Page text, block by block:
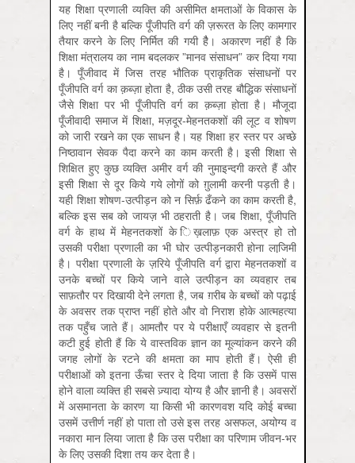
यह शिक्षा प्रणाली व्यक्ति की असीमित क्षमताओं के विकास के
लिए नहीं बनी है बल्कि पूँजीपति वर्ग की ज़रूरत के लिए कामगार
तैयार करने के लिए निर्मित की गयी हैै। अकारण नहीं है कि
शिक्षा मंत्रालय का नाम बदलकर ”मानव संसाधन” कर दिया गया
है। पूँजीवाद में जिस तरह भौतिक प्राकृतिक संसाधनों पर
पूँजीपति वर्ग का क़ब्ज़ा होता है, ठीक उसी तरह बौद्धिक संसाधनों
जैसे शिक्षा पर भी पूँजीपति वर्ग का क़ब्ज़ा होता है। मौजूदा
पूँजीवादी समाज में शिक्षा, मज़दूर-मेहनतकशों की लूट व शोषण
को जारी रखने का एक साधन है। यह शिक्षा हर स्तर पर अच्छे
निष्ठावान सेवक पैदा करने का काम करती है। इसी शिक्षा से
शिक्षित हुए कुछ व्यक्ति अमीर वर्ग की नुमाइन्दगी करते हैं और
इसी शिक्षा से दूर किये गये लोगों को ग़ुलामी करनी पड़ती है।
यही शिक्षा शोषण-उत्पीड़न को न सिर्फ़ ढँकने का काम करती है,
बल्कि इस सब को जायज़ भी ठहराती है। जब शिक्षा, पूँजीपति
वर्ग के हाथ में मेहनतकशों के ि‍ख़लाफ़ एक अस्त्र हो तो
उसकी परीक्षा प्रणाली का भी घोर उत्पीड़नकारी होना लाजि़मी
है। परीक्षा प्रणाली के ज़रिये पूँजीपति वर्ग द्वारा मेहनतकशों व
उनके बच्चों पर किये जाने वाले उत्पीड़न का व्यवहार तब
साफ़तौर पर दिखायी देने लगता है, जब ग़रीब के बच्चों को पढ़ाई
के अवसर तक प्राप्त नहीं होते और वो निराश होके आत्महत्या
तक पहुँच जाते हैं। आमतौर पर ये परीक्षाएँ व्यवहार से इतनी
कटी हुई होती हैं कि ये वास्तविक ज्ञान का मूल्यांकन करने की
जगह लोगों के रटने की क्षमता का माप होती हैं। ऐसी ही
परीक्षाओं को इतना ऊँचा स्तर दे दिया जाता है कि उसमें पास
होने वाला व्यक्ति ही सबसे ज़्यादा योग्य है और ज्ञानी है। अवसरों
में असमानता के कारण या किसी भी कारणवश यदि कोई बच्चा
उसमें उत्तीर्ण नहीं हो पाता तो उसे इस तरह असफल, अयोग्य व
नकारा मान लिया जाता है कि उस परीक्षा का परिणाम जीवन-भर
के लिए उसकी दिशा तय कर देता है।